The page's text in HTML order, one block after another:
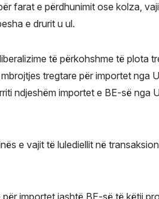
farat e përdhunimit ose kolza,
e drurit u ul.
të përkohshme të plota
tregtare për importet nga
ndjeshëm importet e BE-së nga
e vajit të lulediellit në
importet jashtë BE-së të këtij